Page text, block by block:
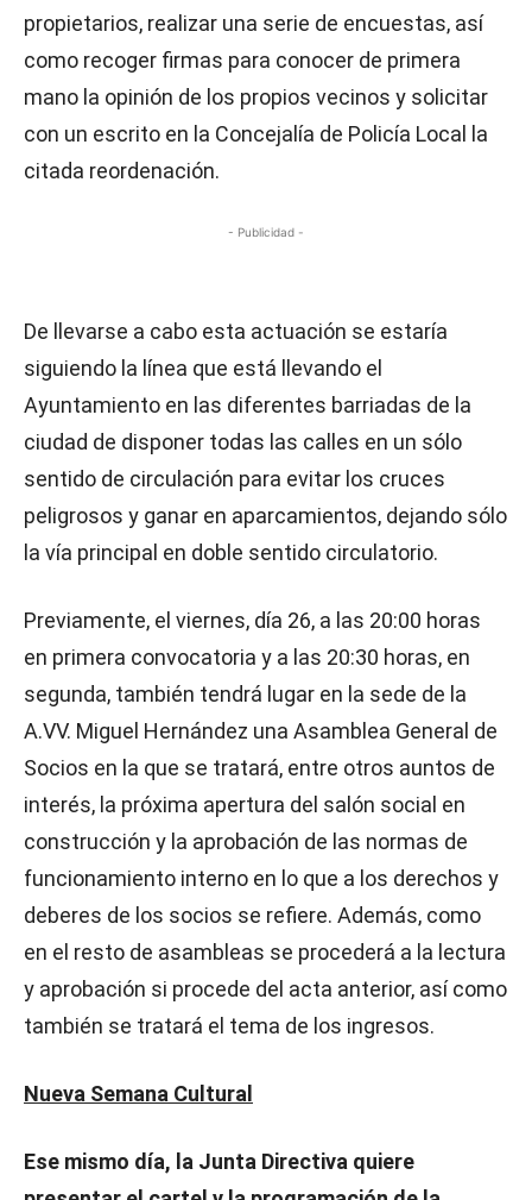
propietarios, realizar una serie de encuestas, así
como recoger firmas para conocer de primera
mano la opinión de los propios vecinos y solicitar
con un escrito en la Concejalía de Policía Local la
citada reordenación.
- Publicidad -
De llevarse a cabo esta actuación se estaría
siguiendo la línea que está llevando el
Ayuntamiento en las diferentes barriadas de la
ciudad de disponer todas las calles en un sólo
sentido de circulación para evitar los cruces
peligrosos y ganar en aparcamientos, dejando sólo
la vía principal en doble sentido circulatorio.
Previamente, el viernes, día 26, a las 20:00 horas
en primera convocatoria y a las 20:30 horas, en
segunda, también tendrá lugar en la sede de la
A.VV. Miguel Hernández una Asamblea General de
Socios en la que se tratará, entre otros auntos de
interés, la próxima apertura del salón social en
construcción y la aprobación de las normas de
funcionamiento interno en lo que a los derechos y
deberes de los socios se refiere. Además, como
en el resto de asambleas se procederá a la lectura
y aprobación si procede del acta anterior, así como
también se tratará el tema de los ingresos.
Nueva Semana Cultural
Ese mismo día, la Junta Directiva quiere